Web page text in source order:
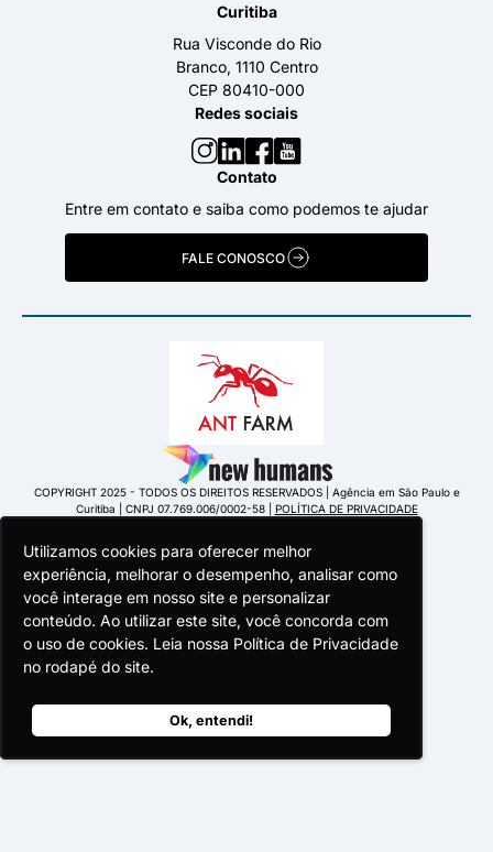
Utilizamos cookies para oferecer melhor
experiência, melhorar o desempenho, analisar como
você interage em nosso site e personalizar
conteúdo. Ao utilizar este site, você concorda com
o uso de cookies. Leia nossa Política de Privacidade
no rodapé do site.
Ok, entendi!
Utilizamos cookies para oferecer melhor
experiência, melhorar o desempenho, analisar como
você interage em nosso site e personalizar
conteúdo. Ao utilizar este site, você concorda com
o uso de cookies. Leia nossa Política de Privacidade
no rodapé do site.
Ok, entendi!
Utilizamos cookies para oferecer melhor
experiência, melhorar o desempenho, analisar como
você interage em nosso site e personalizar
conteúdo. Ao utilizar este site, você concorda com
o uso de cookies. Leia nossa Política de Privacidade
no rodapé do site.
Ok, entendi!
Curitiba
Rua Visconde do Rio
Branco, 1110 Centro
CEP 80410-000
Redes sociais
Contato
Entre em contato e saiba como podemos te ajudar
FALE CONOSCO
COPYRIGHT 2025 - TODOS OS DIREITOS RESERVADOS | Agência em São Paulo e
Curitiba | CNPJ 07.769.006/0002-58 |
POLÍTICA DE PRIVACIDADE
Portuguese Portugal